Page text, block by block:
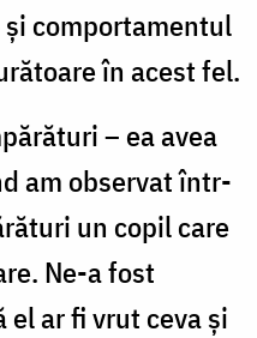
comportamentul
în acest fel.
– ea avea
am observat într-
un copil care
Ne-a fost
el ar fi vrut ceva şi